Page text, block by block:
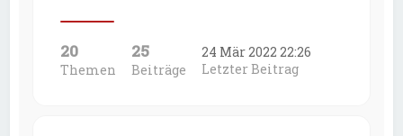
20
Themen
25
Beiträge
24 Mär 2022 22:26
Letzter Beitrag